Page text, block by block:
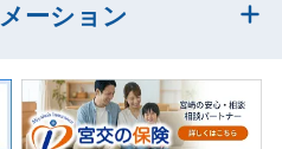
ーション